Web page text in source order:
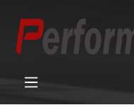
springen